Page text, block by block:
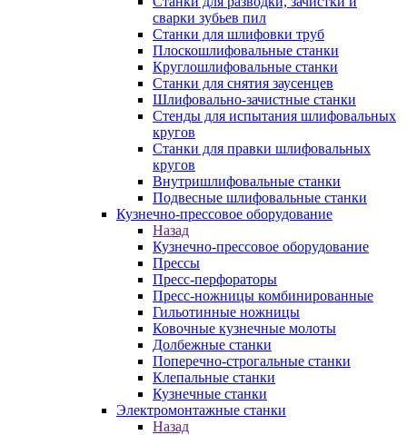
сварки зубьев пил
Станки для шлифовки труб
Плоскошлифовальные станки
Круглошлифовальные станки
Станки для снятия заусенцев
Шлифовально-зачистные станки
Стенды для испытания шлифовальных
кругов
Станки для правки шлифовальных
кругов
Внутришлифовальные станки
Подвесные шлифовальные станки
Кузнечно-прессовое оборудование
Назад
Кузнечно-прессовое оборудование
Прессы
Пресс-перфораторы
Пресс-ножницы комбинированные
Гильотинные ножницы
Ковочные кузнечные молоты
Долбежные станки
Поперечно-строгальные станки
Клепальные станки
Кузнечные станки
Электромонтажные станки
Назад